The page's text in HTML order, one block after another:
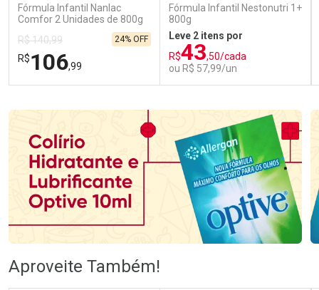
Fórmula Infantil Nanlac
Comfor 2 Unidades de 800g
R$ 140,99
R$106,99
24% OFF
Fórmula Infantil Nestonutri 1+
800g
Leve 2 itens por
R$43,50/cada
ou R$ 57,99/un
Laboratório
Por Menos
Aproveite Também!